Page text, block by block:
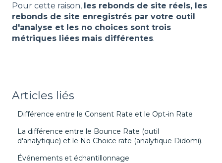
Pour cette raison, les rebonds de site réels, les
rebonds de site enregistrés par votre outil
d'analyse et les no choices sont trois
métriques liées mais différentes.
Articles liés
Différence entre le Consent Rate et le Opt-in Rate
La différence entre le Bounce Rate (outil
d'analytique) et le No Choice rate (analytique Didomi).
Événements et échantillonnage